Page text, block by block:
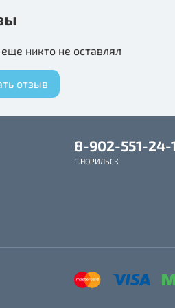
мл
никто не оставлял
отзыв
8-902-551-24-
Г.НОРИЛЬСК